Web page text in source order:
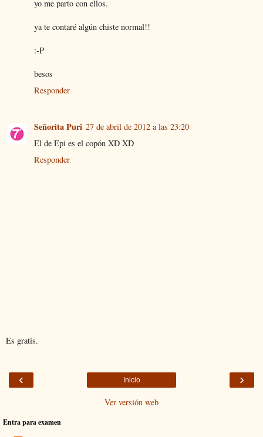
yo me parto con ellos.
ya te contaré algún chiste normal!!
:-P
besos
Responder
Señorita Puri 27 de abril de 2012 a las 23:20
El de Epi es el copón XD XD
Responder
Es gratis.
‹ ›
Inicio
Ver versión web
Entra para examen